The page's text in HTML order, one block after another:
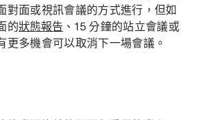
對面或視訊會議的方式進行，但如
的狀態報告 、15 分鐘的站立會議或
多機會可以取消下一場會議。